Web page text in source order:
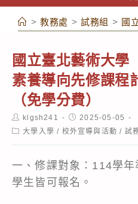
容
> 教務處 > 試務組 > 國
國立臺北藝術大學
素養導向先修課程
（免學分費）
Post
author:
klgsh241
Post
published:
2025-05-05
Post大學入學 / 校外宣導與活動 / 試
一、修課對象：114學
學生皆可報名。